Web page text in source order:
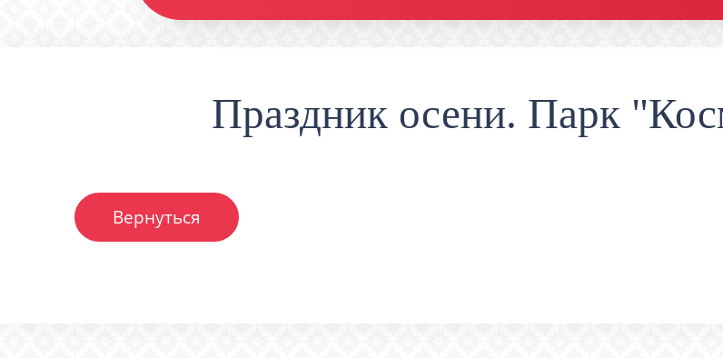
Праздник осени. Парк
Вернуться